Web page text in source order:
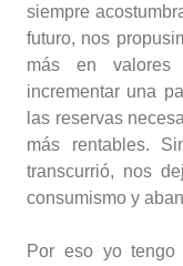
siempre
futuro, nos
más en valores
incrementar una
las reservas
más rentables.
transcurrió, nos
consumismo y
Por eso yo